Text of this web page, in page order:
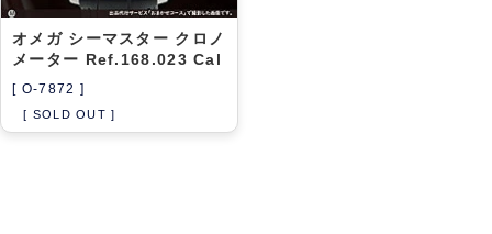
オメガ シーマスター クロノ
メーター Ref.168.023 Cal
[ O-7872 ]
[ SOLD OUT ]